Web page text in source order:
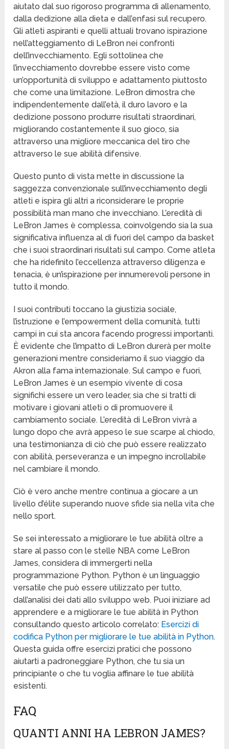
aiutato dal suo rigoroso programma di allenamento,
dalla dedizione alla dieta e dall’enfasi sul recupero.
Gli atleti aspiranti e quelli attuali trovano ispirazione
nell’atteggiamento di LeBron nei confronti
dell’invecchiamento. Egli sottolinea che
l’invecchiamento dovrebbe essere visto come
un’opportunità di sviluppo e adattamento piuttosto
che come una limitazione. LeBron dimostra che
indipendentemente dall’età, il duro lavoro e la
dedizione possono produrre risultati straordinari,
migliorando costantemente il suo gioco, sia
attraverso una migliore meccanica del tiro che
attraverso le sue abilità difensive.
Questo punto di vista mette in discussione la
saggezza convenzionale sull’invecchiamento degli
atleti e ispira gli altri a riconsiderare le proprie
possibilità man mano che invecchiano. L’eredità di
LeBron James è complessa, coinvolgendo sia la sua
significativa influenza al di fuori del campo da basket
che i suoi straordinari risultati sul campo. Come atleta
che ha ridefinito l’eccellenza attraverso diligenza e
tenacia, è un’ispirazione per innumerevoli persone in
tutto il mondo.
I suoi contributi toccano la giustizia sociale,
l’istruzione e l’empowerment della comunità, tutti
campi in cui sta ancora facendo progressi importanti.
È evidente che l’impatto di LeBron durerà per molte
generazioni mentre consideriamo il suo viaggio da
Akron alla fama internazionale. Sul campo e fuori,
LeBron James è un esempio vivente di cosa
significhi essere un vero leader, sia che si tratti di
motivare i giovani atleti o di promuovere il
cambiamento sociale. L’eredità di LeBron vivrà a
lungo dopo che avrà appeso le sue scarpe al chiodo,
una testimonianza di ciò che può essere realizzato
con abilità, perseveranza e un impegno incrollabile
nel cambiare il mondo.
Ciò è vero anche mentre continua a giocare a un
livello d’élite superando nuove sfide sia nella vita che
nello sport.
Se sei interessato a migliorare le tue abilità oltre a
stare al passo con le stelle NBA come LeBron
James, considera di immergerti nella
programmazione Python. Python è un linguaggio
versatile che può essere utilizzato per tutto,
dall’analisi dei dati allo sviluppo web. Puoi iniziare ad
apprendere e a migliorare le tue abilità in Python
consultando questo articolo correlato: Esercizi di
codifica Python per migliorare le tue abilità in Python.
Questa guida offre esercizi pratici che possono
aiutarti a padroneggiare Python, che tu sia un
principiante o che tu voglia affinare le tue abilità
esistenti.
FAQ
QUANTI ANNI HA LEBRON JAMES?